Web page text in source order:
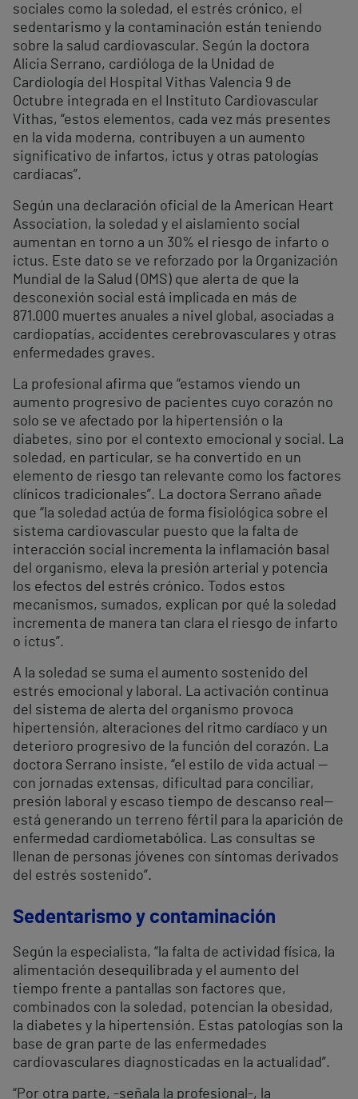
sociales como la soledad, el estrés crónico, el
sedentarismo y la contaminación están teniendo
sobre la salud cardiovascular. Según la doctora
Alicia Serrano, cardióloga de la Unidad de
Cardiología del Hospital Vithas Valencia 9 de
Octubre integrada en el Instituto Cardiovascular
Vithas, “estos elementos, cada vez más presentes
en la vida moderna, contribuyen a un aumento
significativo de infartos, ictus y otras patologías
cardiacas”.
Según una declaración oficial de la American Heart
Association, la soledad y el aislamiento social
aumentan en torno a un 30% el riesgo de infarto o
ictus. Este dato se ve reforzado por la Organización
Mundial de la Salud (OMS) que alerta de que la
desconexión social está implicada en más de
871.000 muertes anuales a nivel global, asociadas a
cardiopatías, accidentes cerebrovasculares y otras
enfermedades graves.
La profesional afirma que “estamos viendo un
aumento progresivo de pacientes cuyo corazón no
solo se ve afectado por la hipertensión o la
diabetes, sino por el contexto emocional y social. La
soledad, en particular, se ha convertido en un
elemento de riesgo tan relevante como los factores
clínicos tradicionales”. La doctora Serrano añade
que “la soledad actúa de forma fisiológica sobre el
sistema cardiovascular puesto que la falta de
interacción social incrementa la inflamación basal
del organismo, eleva la presión arterial y potencia
los efectos del estrés crónico. Todos estos
mecanismos, sumados, explican por qué la soledad
incrementa de manera tan clara el riesgo de infarto
o ictus”.
A la soledad se suma el aumento sostenido del
estrés emocional y laboral. La activación continua
del sistema de alerta del organismo provoca
hipertensión, alteraciones del ritmo cardíaco y un
deterioro progresivo de la función del corazón. La
doctora Serrano insiste, “el estilo de vida actual —
con jornadas extensas, dificultad para conciliar,
presión laboral y escaso tiempo de descanso real—
está generando un terreno fértil para la aparición de
enfermedad cardiometabólica. Las consultas se
llenan de personas jóvenes con síntomas derivados
del estrés sostenido”.
Sedentarismo y contaminación
Según la especialista, “la falta de actividad física, la
alimentación desequilibrada y el aumento del
tiempo frente a pantallas son factores que,
combinados con la soledad, potencian la obesidad,
la diabetes y la hipertensión. Estas patologías son la
base de gran parte de las enfermedades
cardiovasculares diagnosticadas en la actualidad”.
“Por otra parte, -señala la profesional-, la